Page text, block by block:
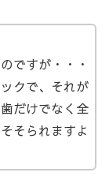
ですが・・・
クで、それが
だけでなく全
そられますよ